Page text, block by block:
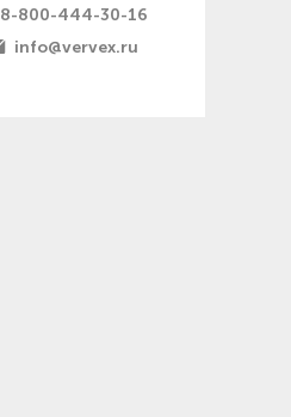
8-800-444-30-16
info@vervex.ru